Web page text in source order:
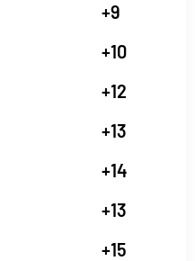
+9
+10
+12
+13
+14
+13
+15